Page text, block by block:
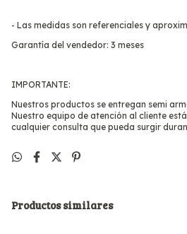
- Las medidas son referenciales y
Garantía del vendedor: 3 meses
IMPORTANTE:
Nuestros productos se entregan semi
Nuestro equipo de atención al cliente
cualquier consulta que pueda surgir
Productos similares